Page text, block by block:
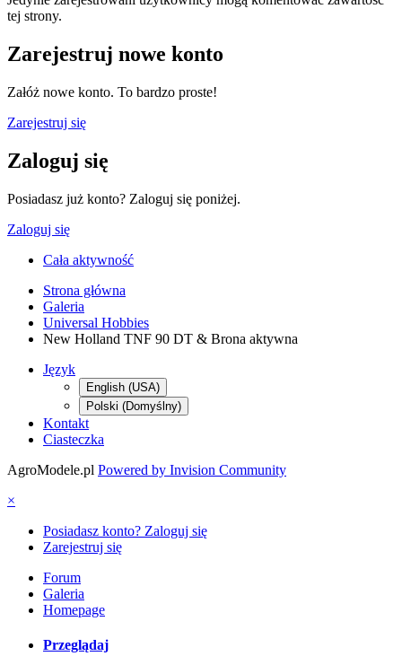
tej strony.
Zarejestruj nowe konto
Załóż nowe konto. To bardzo proste!
Zarejestruj się
Zaloguj się
Posiadasz już konto? Zaloguj się poniżej.
Zaloguj się
Cała aktywność
Strona główna
Galeria
Universal Hobbies
New Holland TNF 90 DT & Brona aktywna
Język
English (USA)
Polski (Domyślny)
Kontakt
Ciasteczka
AgroModele.pl Powered by Invision Community
×
Posiadasz konto? Zaloguj się
Zarejestruj się
Forum
Galeria
Homepage
Przeglądaj